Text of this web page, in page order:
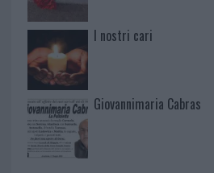
I nostri cari
Giovannimaria Cabras